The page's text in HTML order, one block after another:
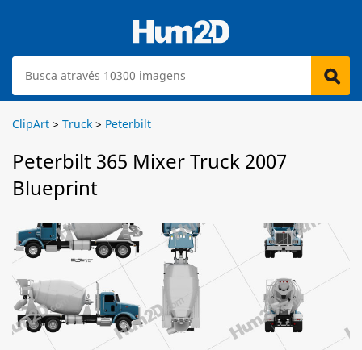
ClipArt > Truck > Peterbilt
Peterbilt 365 Mixer Truck 2007
Blueprint